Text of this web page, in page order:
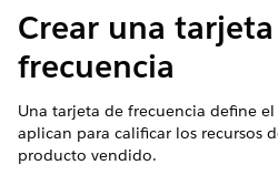
Crear una
frecuencia
Una tarjeta de frecuencia define
aplican para calificar los recursos
producto vendido.